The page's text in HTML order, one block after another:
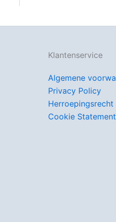
Klantenservice
Algemene
Privacy Policy
Herroepingsrecht
Cookie Statement